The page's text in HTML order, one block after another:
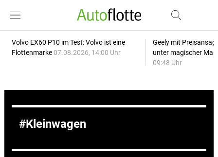
Volvo EX60 P10 im Test: Volvo ist eine
Flottenmarke 07.08.2026, 14:00 Uhr
Geely mit
unter magischer
09:48 Uhr
Kleinwagen